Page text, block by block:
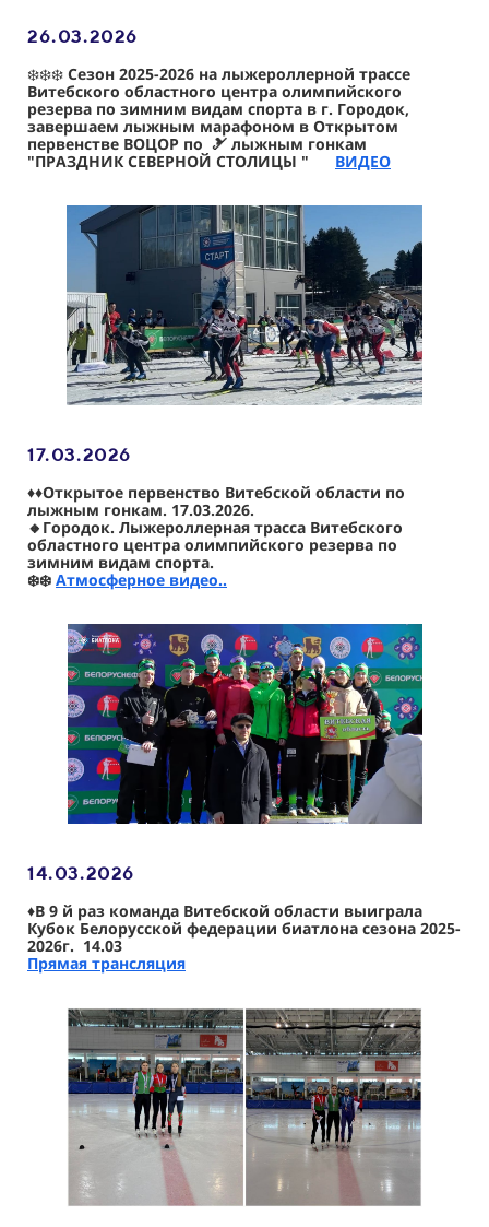
26.03.2026
❄️❄️❄️ Сезон 2025-2026 на лыжероллерной трассе
Витебского областного центра олимпийского
резерва по зимним видам спорта в г. Городок,
завершаем лыжным марафоном в Открытом
первенстве ВОЦОР по 🎿 лыжным гонкам
"ПРАЗДНИК СЕВЕРНОЙ СТОЛИЦЫ " ВИДЕО
17.03.2026
♦️♦️Открытое первенство Витебской области по
лыжным гонкам. 17.03.2026.
🔸Городок. Лыжероллерная трасса Витебского
областного центра олимпийского резерва по
зимним видам спорта.
❄️❄️ Атмосферное видео..
14.03.2026
♦️В 9 й раз команда Витебской области выиграла
Кубок Белорусской федерации биатлона сезона 2025-
2026г. 14.03
Прямая трансляция